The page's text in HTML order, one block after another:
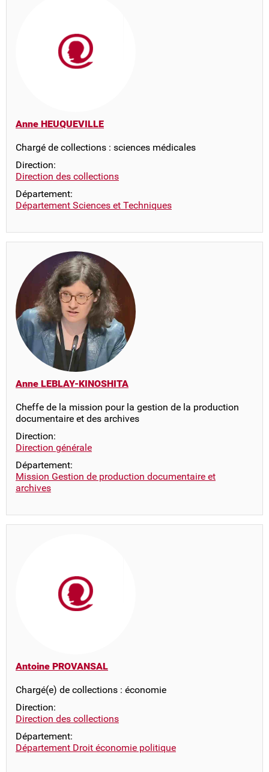
Anne HEUQUEVILLE
Chargé de collections : sciences médicales
Direction:
Direction des collections
Département:
Département Sciences et Techniques
Anne LEBLAY-KINOSHITA
Cheffe de la mission pour la gestion de la production
documentaire et des archives
Direction:
Direction générale
Département:
Mission Gestion de production documentaire et
archives
Antoine PROVANSAL
Chargé(e) de collections : économie
Direction:
Direction des collections
Département:
Département Droit économie politique